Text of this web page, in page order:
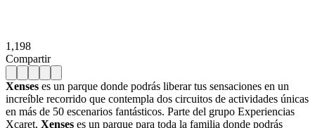
1,198
Compartir
Xenses es un parque donde podrás liberar tus sensaciones en un
increíble recorrido que contempla dos circuitos de actividades únicas
en más de 50 escenarios fantásticos. Parte del grupo Experiencias
Xcaret, Xenses es un parque para toda la familia donde podrás